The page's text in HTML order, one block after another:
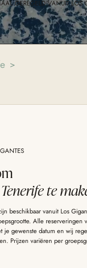
GEREGELD VANUIT
>
te
beschikbaar vanuit Los
Alle reserveringen
je gewenste datum en wij
Prijzen variëren per